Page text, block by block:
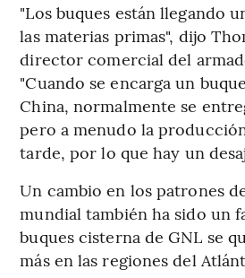
"Los buques están llegando
las materias primas", dijo
director comercial del
"Cuando se encarga un
China, normalmente se
pero a menudo la
tarde, por lo que hay un
Un cambio en los patrones
mundial también ha sido un
buques cisterna de GNL se
más en las regiones del